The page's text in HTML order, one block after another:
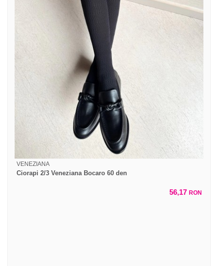
VENEZIANA
Ciorapi 2/3 Veneziana Bocaro 60 den
56,17 RON